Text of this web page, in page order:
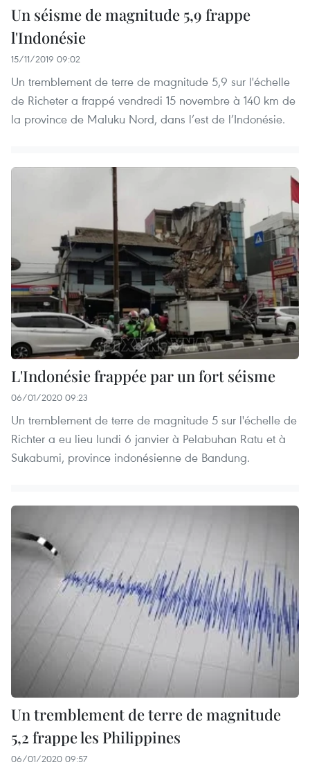
Un séisme de magnitude 5,9 frappe
l'Indonésie
15/11/2019 09:02
Un tremblement de terre de magnitude 5,9 sur l'échelle
de Richeter a frappé vendredi 15 novembre à 140 km de
la province de Maluku Nord, dans l’est de l’Indonésie.
L'Indonésie frappée par un fort séisme
06/01/2020 09:23
Un tremblement de terre de magnitude 5 sur l'échelle de
Richter a eu lieu lundi 6 janvier à Pelabuhan Ratu et à
Sukabumi, province indonésienne de Bandung.
Un tremblement de terre de magnitude
5,2 frappe les Philippines
06/01/2020 09:57